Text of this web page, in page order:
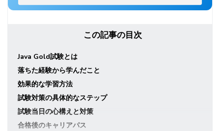
この記事の目次
Java Gold試験とは
落ちた経験から学んだこと
効果的な学習方法
試験対策の具体的なステップ
試験当日の心構えと対策
合格後のキャリアパス